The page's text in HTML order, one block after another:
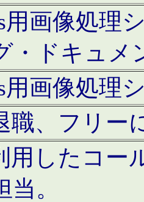
用画像処理
・ドキュメ
用画像処理
職、フリー
用したコー
。